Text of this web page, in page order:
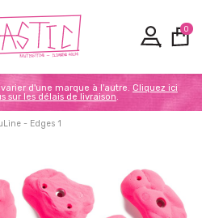
0
d'une marque à l'autre. Cliquez ici
sur les délais de livraison.
- Edges 1